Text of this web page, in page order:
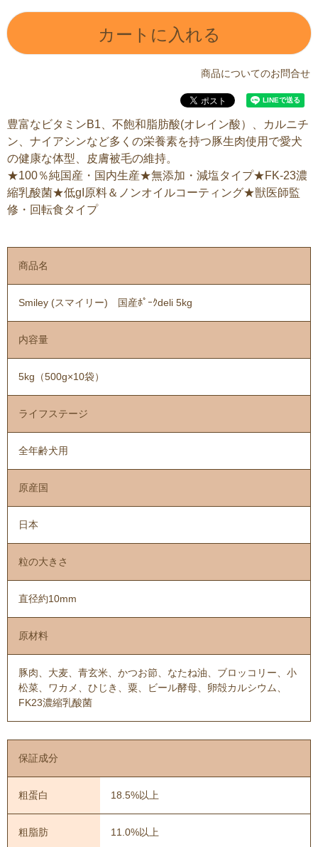
カートに入れる
商品についてのお問合せ
豊富なビタミンB1、不飽和脂肪酸(オレイン酸）、カルニチ
ン、ナイアシンなど多くの栄養素を持つ豚生肉使用で愛犬
の健康な体型、皮膚被毛の維持。
★100％純国産・国内生産★無添加・減塩タイプ★FK-23濃
縮乳酸菌★低gI原料＆ノンオイルコーティング★獣医師監
修・回転食タイプ
商品名
Smiley (スマイリー) 国産ﾎﾟｰｸdeli 5kg
内容量
5kg（500g×10袋）
ライフステージ
全年齢犬用
原産国
日本
粒の大きさ
直径約10mm
原材料
豚肉、大麦、青玄米、かつお節、なたね油、ブロッコリー、小
松菜、ワカメ、ひじき、粟、ビール酵母、卵殻カルシウム、
FK23濃縮乳酸菌
保証成分
粗蛋白 18.5%以上
粗脂肪 11.0%以上